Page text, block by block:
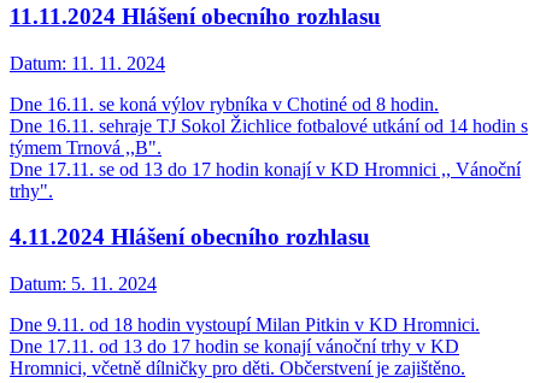
11.11.2024 Hlášení obecního rozhlasu
Datum: 11. 11. 2024
Dne 16.11. se koná výlov rybníka v Chotiné od 8 hodin.
Dne 16.11. sehraje TJ Sokol Žichlice fotbalové utkání od 14 hodin s
týmem Trnová ,,B".
Dne 17.11. se od 13 do 17 hodin konají v KD Hromnici ,, Vánoční
trhy".
4.11.2024 Hlášení obecního rozhlasu
Datum: 5. 11. 2024
Dne 9.11. od 18 hodin vystoupí Milan Pitkin v KD Hromnici.
Dne 17.11. od 13 do 17 hodin se konají vánoční trhy v KD
Hromnici, včetně dílničky pro děti. Občerstvení je zajištěno.